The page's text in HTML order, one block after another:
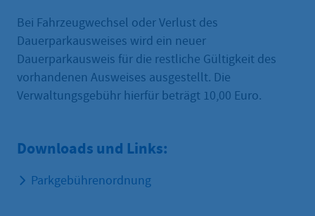
Bei Fahrzeugwechsel oder Verlust des
Dauerparkausweises wird ein neuer
Dauerparkausweis für die restliche Gültigkeit des
vorhandenen Ausweises ausgestellt. Die
Verwaltungsgebühr hierfür beträgt 10,00 Euro.
Downloads und Links:
Parkgebührenordnung